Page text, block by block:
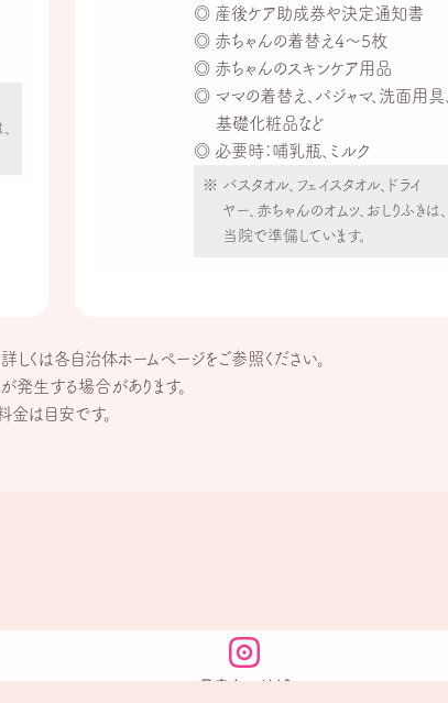
産後ケア助成券や決定通知書
赤ちゃんの着替え4～5枚
赤ちゃんのスキンケア用品
ママの着替え、パジャマ、洗面用具、
基礎化粧品など
必要時：哺乳瓶、ミルク
バスタオル、フェイスタオル、ドライ
ヤー、赤ちゃんのオムツ、おしりふきは、
当院で準備しています。
くは各自治体ホームページをご参照ください。
発生する場合があります。
は目安です。